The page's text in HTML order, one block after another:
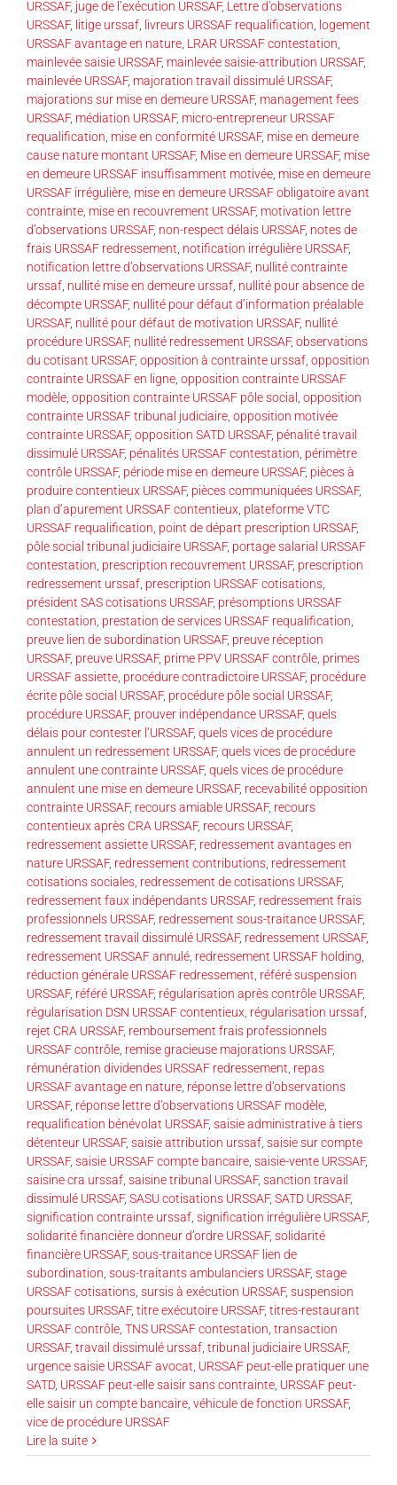
URSSAF, juge de l’exécution URSSAF, Lettre d'observations
URSSAF, litige urssaf livreurs URSSAF requalification logement
URSSAF avantage en nature LRAR URSSAF contestation
mainlevée saisie URSSAF, mainlevée saisie-attribution URSSAF,
mainlevée URSSAF, majoration travail dissimulé URSSAF,
majorations sur mise en demeure URSSAF, management fees
URSSAF, médiation URSSAF, micro-entrepreneur URSSAF
requalification mise en conformité URSSAF, mise en demeure
cause nature montant URSSAF, Mise en demeure URSSAF, mise
en demeure URSSAF insuffisamment motivée mise en demeure
URSSAF irrégulière mise en demeure URSSAF obligatoire avant
contrainte mise en recouvrement URSSAF, motivation lettre
d’observations URSSAF, non-respect délais URSSAF, notes de
frais URSSAF redressement notification irrégulière URSSAF,
notification lettre d’observations URSSAF, nullité contrainte
urssaf nullité mise en demeure urssaf nullité pour absence de
décompte URSSAF, nullité pour défaut d’information préalable
URSSAF, nullité pour défaut de motivation URSSAF, nullité
procédure URSSAF, nullité redressement URSSAF, observations
du cotisant URSSAF, opposition à contrainte urssaf opposition
contrainte URSSAF en ligne opposition contrainte URSSAF
modèle opposition contrainte URSSAF pôle social opposition
contrainte URSSAF tribunal judiciaire opposition motivée
contrainte URSSAF, opposition SATD URSSAF, pénalité travail
dissimulé URSSAF, pénalités URSSAF contestation périmètre
contrôle URSSAF, période mise en demeure URSSAF, pièces à
produire contentieux URSSAF, pièces communiquées URSSAF,
plan d’apurement URSSAF contentieux plateforme VTC
URSSAF requalification point de départ prescription URSSAF,
pôle social tribunal judiciaire URSSAF, portage salarial URSSAF
contestation prescription recouvrement URSSAF, prescription
redressement urssaf prescription URSSAF cotisations
président SAS cotisations URSSAF, présomptions URSSAF
contestation prestation de services URSSAF requalification
preuve lien de subordination URSSAF, preuve réception
URSSAF, preuve URSSAF, prime PPV URSSAF contrôle primes
URSSAF assiette procédure contradictoire URSSAF, procédure
écrite pôle social URSSAF, procédure pôle social URSSAF,
procédure URSSAF, prouver indépendance URSSAF, quels
délais pour contester l’URSSAF, quels vices de procédure
annulent un redressement URSSAF, quels vices de procédure
annulent une contrainte URSSAF, quels vices de procédure
annulent une mise en demeure URSSAF, recevabilité opposition
contrainte URSSAF, recours amiable URSSAF, recours
contentieux après CRA URSSAF, recours URSSAF,
redressement assiette URSSAF, redressement avantages en
nature URSSAF, redressement contributions redressement
cotisations sociales redressement de cotisations URSSAF,
redressement faux indépendants URSSAF, redressement frais
professionnels URSSAF, redressement sous-traitance URSSAF,
redressement travail dissimulé URSSAF, redressement URSSAF,
redressement URSSAF annulé redressement URSSAF holding
réduction générale URSSAF redressement référé suspension
URSSAF, référé URSSAF, régularisation après contrôle URSSAF,
régularisation DSN URSSAF contentieux régularisation urssaf
rejet CRA URSSAF, remboursement frais professionnels
URSSAF contrôle remise gracieuse majorations URSSAF,
rémunération dividendes URSSAF redressement repas
URSSAF avantage en nature réponse lettre d’observations
URSSAF, réponse lettre d’observations URSSAF modèle
requalification bénévolat URSSAF, saisie administrative à tiers
détenteur URSSAF, saisie attribution urssaf saisie sur compte
URSSAF, saisie URSSAF compte bancaire saisie-vente URSSAF,
saisine cra urssaf saisine tribunal URSSAF, sanction travail
dissimulé URSSAF, SASU cotisations URSSAF, SATD URSSAF,
signification contrainte urssaf signification irrégulière URSSAF,
solidarité financière donneur d’ordre URSSAF, solidarité
financière URSSAF, sous-traitance URSSAF lien de
subordination sous-traitants ambulanciers URSSAF, stage
URSSAF cotisations sursis à exécution URSSAF, suspension
poursuites URSSAF, titre exécutoire URSSAF, titres-restaurant
URSSAF contrôle TNS URSSAF contestation transaction
URSSAF, travail dissimulé urssaf tribunal judiciaire URSSAF,
urgence saisie URSSAF avocat URSSAF peut-elle pratiquer une
SATD, URSSAF peut-elle saisir sans contrainte URSSAF peut-
elle saisir un compte bancaire véhicule de fonction URSSAF,
vice de procédure URSSAF
Lire la suite